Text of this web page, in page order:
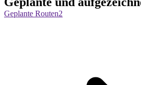
Geplante Routen2